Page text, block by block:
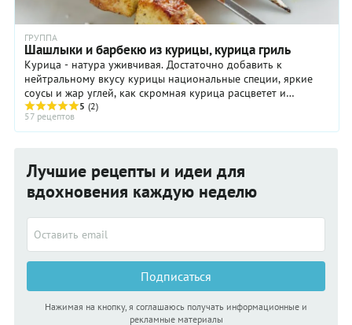
ГРУППА
Шашлыки и барбекю из курицы, курица гриль
Курица - натура уживчивая. Достаточно добавить к
нейтральному вкусу курицы национальные специи, яркие
соусы и жар углей, как скромная курица расцветет и
запахнет.
5 (2)
57 рецептов
Лучшие рецепты и идеи для
вдохновения каждую неделю
Подписаться
Нажимая на кнопку, я соглашаюсь получать информационные и
рекламные материалы